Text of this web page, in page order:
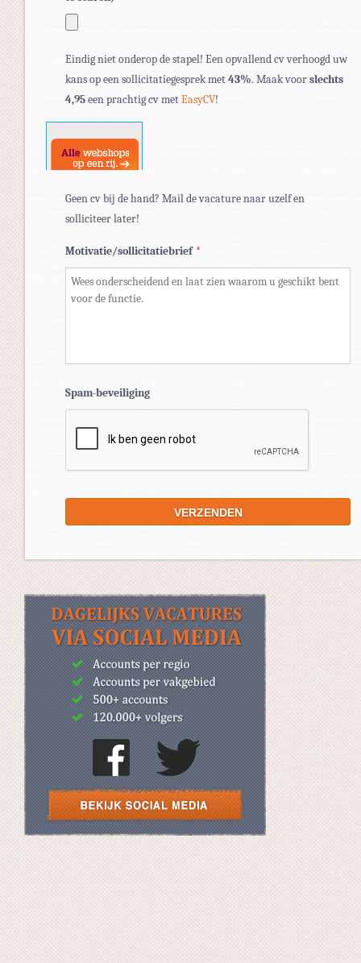
bestandstypen:
pdf,
doc,
docx.
Eindig niet onderop de stapel! Een opvallend cv verhoogd uw
kans op een sollicitatiegesprek met43%. Maak voorslechts
4,95een prachtig cv metEasyCV!
Geen cv bij de hand? Mail de vacature naar uzelf en
solliciteer later!
Motivatie/sollicitatiebrief *
Spam-beveiliging